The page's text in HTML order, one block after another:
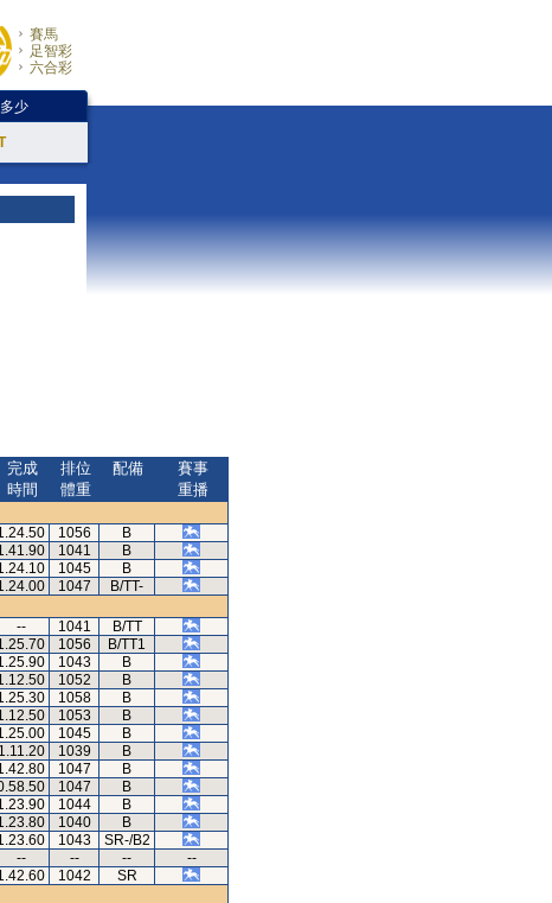
賽馬
足智彩
六合彩
少
完成
時間
排位
體重
配備
賽事
重播
1056
B
1041
B
1045
B
1047
B/TT-
-- 1041
B/TT
1056
B/TT1
1043
B
1052
B
1058
B
1053
B
1045
B
1.11.20 1039
B
1047
B
1047
B
1044
B
1040
B
1043
SR-/B2
-- -- --
--
1042
SR